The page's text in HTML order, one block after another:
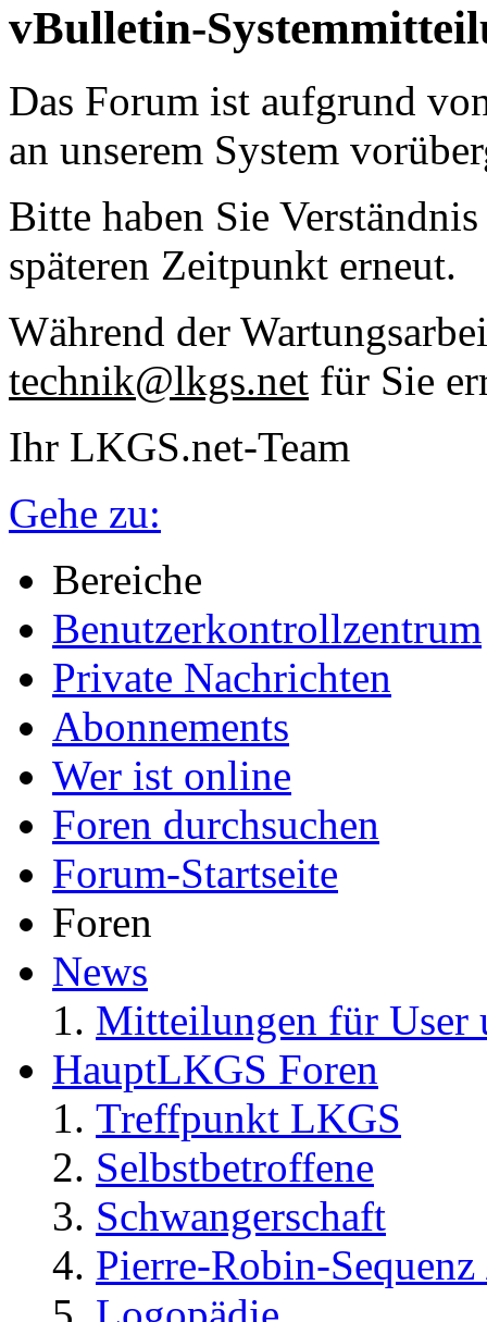
vBulletin-
Das Forum ist aufgrund
an unserem System
Bitte haben Sie
späteren Zeitpunkt erneut.
Während der
technik@lkgs.net für Sie
Ihr LKGS.net-Team
Gehe zu:
Bereiche
Benutzerkontrollzentrum
Private Nachrichten
Abonnements
Wer ist online
Foren durchsuchen
Forum-Startseite
Foren
News
Mitteilungen für User
HauptLKGS Foren
Treffpunkt LKGS
Selbstbetroffene
Schwangerschaft
Pierre-Robin-